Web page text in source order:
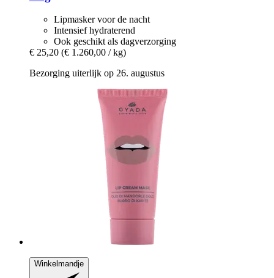
Lipmasker voor de nacht
Intensief hydraterend
Ook geschikt als dagverzorging
€ 25,20 (€ 1.260,00 / kg)
Bezorging uiterlijk op 26. augustus
Winkelmandje